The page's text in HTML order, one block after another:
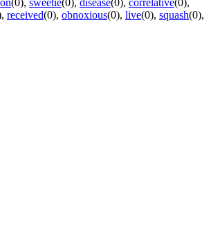
, received(0), obnoxious(0), live(0), squash(0),